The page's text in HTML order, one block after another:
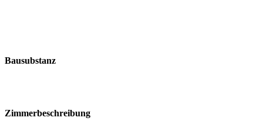
Bausubstanz
Zimmerbeschreibung